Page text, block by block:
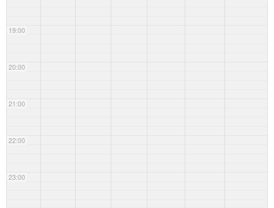
19:00
20:00
21:00
22:00
23:00